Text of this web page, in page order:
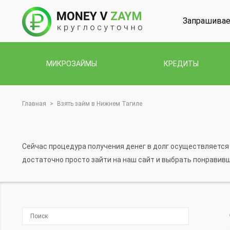
МИКРОЗАЙМЫ КРЕДИТЫ
Главная > Взять займ в Нижнем Тагиле
Сейчас процедура получения денег в долг
достаточно просто зайти на наш сайт и выбрать